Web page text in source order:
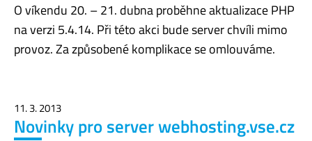
O víkendu 20. – 21. dubna proběhne aktualizace PHP
na verzi 5.4.14. Při této akci bude server chvíli mimo
provoz. Za způsobené komplikace se omlouváme.
11. 3. 2013
Novinky pro server webhosting.vse.cz